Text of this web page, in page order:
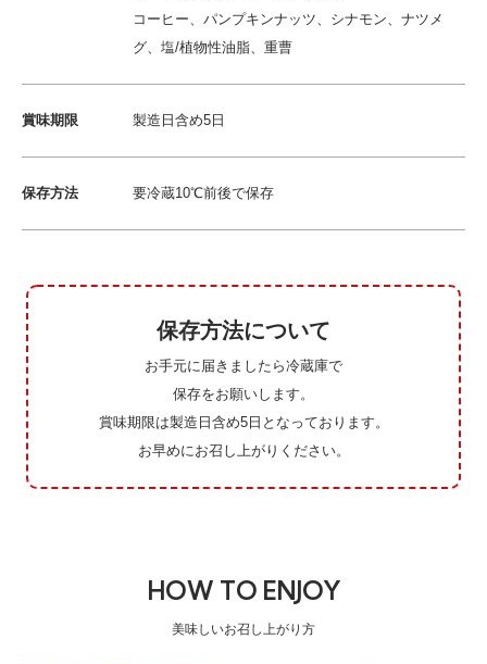
コーヒー、パンプキンナッツ、シナモン、ナツメ
グ、塩/植物性油脂、重曹
賞味期限 製造日含め5日
保存方法 要冷蔵10℃前後で保存
保存方法について
お手元に届きましたら冷蔵庫で
保存をお願いします。
賞味期限は製造日含め5日となっております。
お早めにお召し上がりください。
HOW TO ENJOY
美味しいお召し上がり方